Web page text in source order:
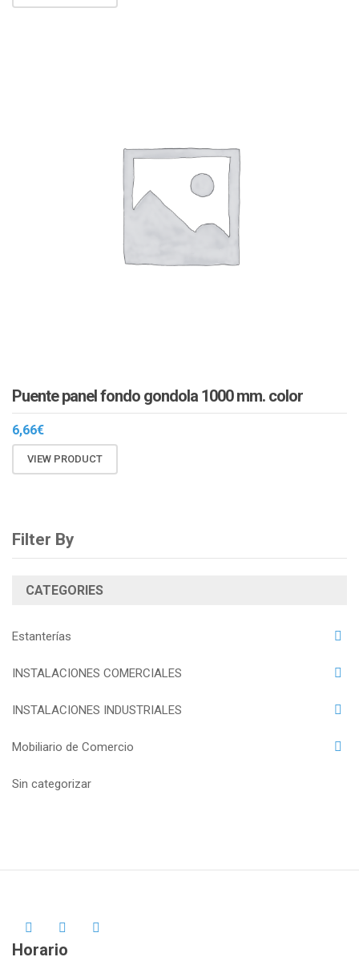
Puente panel fondo gondola 1000 mm. color
6,66€
VIEW PRODUCT
Filter By
CATEGORIES
Estanterías
INSTALACIONES COMERCIALES
INSTALACIONES INDUSTRIALES
Mobiliario de Comercio
Sin categorizar
Horario